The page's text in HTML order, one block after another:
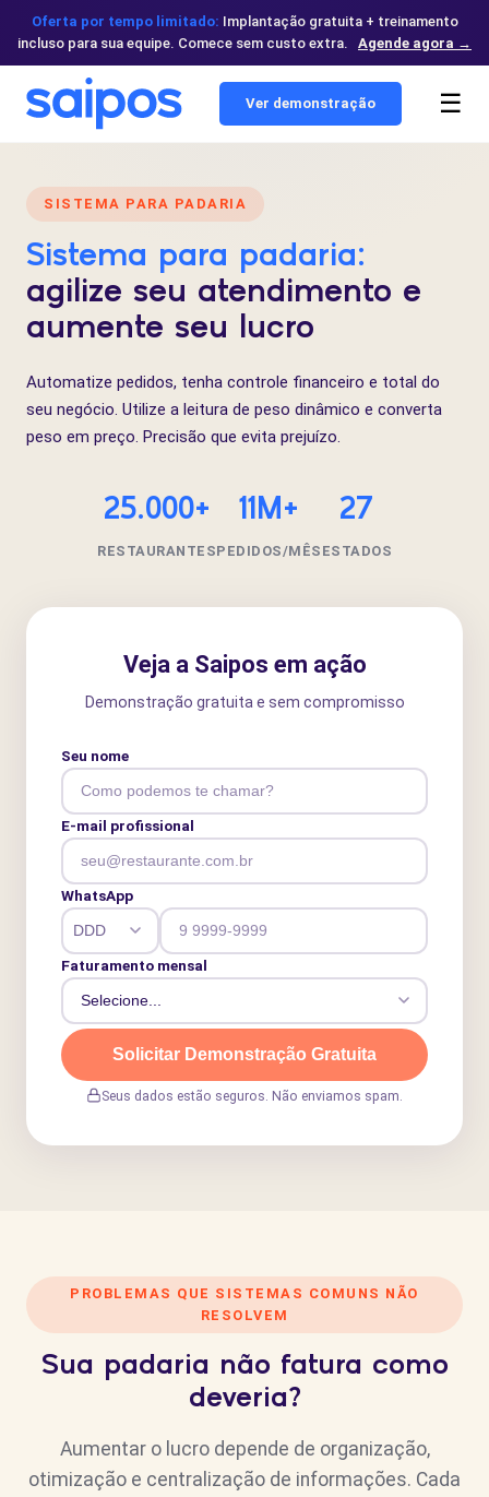
Oferta por tempo limitado: Implantação gratuita + treinamento
incluso para sua equipe. Comece sem custo extra.
Agende agora →
Ver demonstração ☰
SISTEMA PARA PADARIA
Sistema para padaria:
agilize seu atendimento e
aumente seu lucro
Automatize pedidos, tenha controle financeiro e total do
seu negócio. Utilize a leitura de peso dinâmico e converta
peso em preço. Precisão que evita prejuízo.
25.000+
RESTAURANTES
11M+
PEDIDOS/MÊS
27
ESTADOS
Veja a Saipos em ação
Demonstração gratuita e sem compromisso
Seu nome
E-mail profissional
WhatsApp
Faturamento mensal
Solicitar Demonstração Gratuita
Seus dados estão seguros. Não enviamos spam.
PROBLEMAS QUE SISTEMAS COMUNS NÃO
RESOLVEM
Sua padaria não fatura como
deveria?
Aumentar o lucro depende de organização,
otimização e centralização de informações. Cada